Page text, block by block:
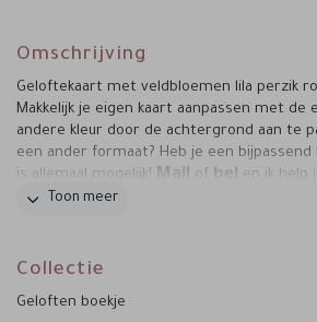
Omschrijving
Geloftekaart met veldbloemen lila perzik
Makkelijk je eigen kaart aanpassen met de
andere kleur door de achtergrond aan te
een ander formaat? Heb je een bijpassend
is allemaal mogelijk! Mail of bel en ik help
Dit item is onderdeel van de set
Toon meer
Collectie
Geloften boekje